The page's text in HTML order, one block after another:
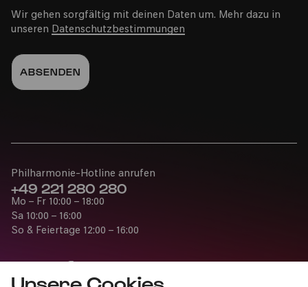
Unsere Cookies
Wir gehen sorgfältig mit deinen Daten um. Mehr dazu in
unseren Datenschutzbestimmungen
Philharmonie-Hotline anrufen
+49 221 280 280
Mo – Fr 10:00 – 18:00
Sa 10:00 – 16:00
So & Feiertage 12:00 – 16:00